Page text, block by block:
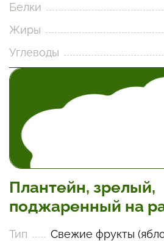
Белки
Жиры
Углеводы
Плантейн, зрелый,
поджаренный на
масле
Тип
Свежие фрукты